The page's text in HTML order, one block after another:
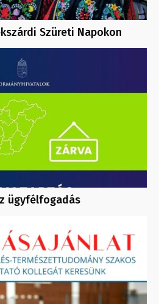
Szüreti Napokon
ügyfélfogadás